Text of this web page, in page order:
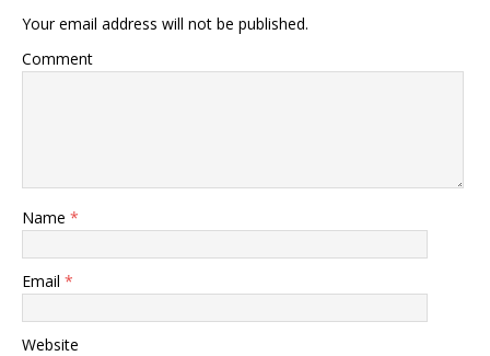
Your email address will not be published.
Comment
Name *
Email *
Website